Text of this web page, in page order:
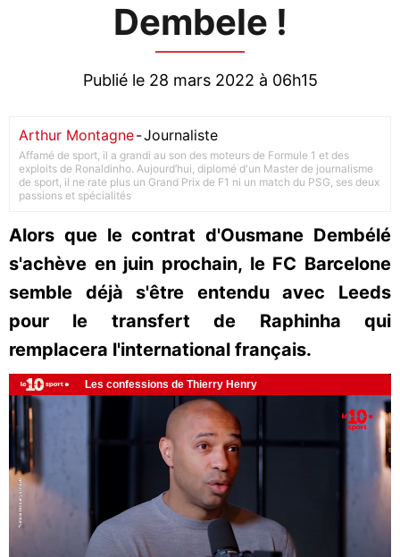
Dembele !
Publié le 28 mars 2022 à 06h15
Arthur Montagne-Journaliste
Affamé de sport, il a grandi au son des moteurs de Formule 1 et des
exploits de Ronaldinho. Aujourd’hui, diplomé d'un Master de journalisme
de sport, il ne rate plus un Grand Prix de F1 ni un match du PSG, ses deux
passions et spécialités
Alors que le contrat d'Ousmane Dembélé
s'achève en juin prochain, le FC Barcelone
semble déjà s'être entendu avec Leeds
pour le transfert de Raphinha qui
remplacera l'international français.